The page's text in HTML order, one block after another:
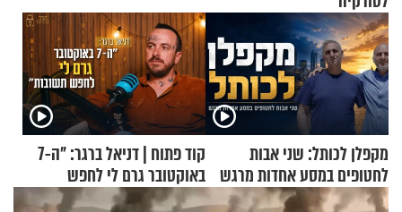
מקפלן לכותל: שני אבות
לחטופים במסע אחדות מרגש
קוד פתוח | דניאל ברגר: "ה-7
באוקטובר גרם לי לחפש
תשובות"